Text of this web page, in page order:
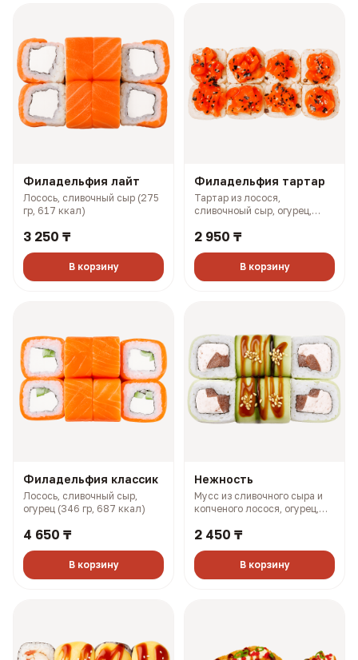
Филадельфия лайт
Лосось, сливочный сыр (275
гр, 617 ккал)
3 250 ₸
В корзину
Филадельфия тартар
Тартар из лосося,
сливочноый сыр, огурец,
ккал)
2 950 ₸
В корзину
Филадельфия классик
Лосось, сливочный сыр,
огурец (346 гр, 687 ккал)
4 650 ₸
В корзину
Нежность
Мусс из сливочного сыра и
копченого лосося, огурец,
376 ккал)
2 450 ₸
В корзину